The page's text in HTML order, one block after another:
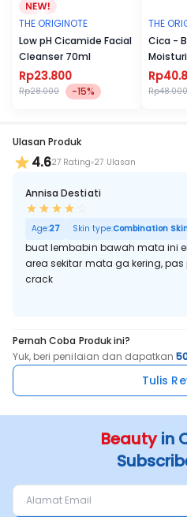
THE ORIGINOTE
Low pH Cicamide Facial
Cleanser 70ml
Rp23.800
Rp28.000 -15%
THE
Cica -
Rp48.000
Ulasan Produk
4.627 Rating 27 Ulasan
Annisa Destiati
Age:27 Skin type:Combination
buat lembabin bawah mata ini
area sekitar mata ga kering,
crack
Pernah Coba Produk ini?
Yuk, beri penilaian dan dapatkan
Tulis
Beautyin